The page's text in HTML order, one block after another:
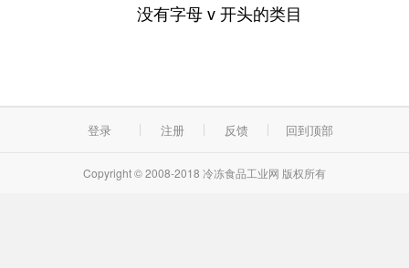
没有字母v开头的类目
登录 注册 反馈 回到顶部
Copyright © 2008-2018 冷冻食品工业网 版权所有